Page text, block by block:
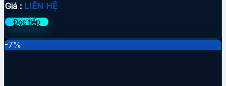
Giá : LIÊN HỆ
Đọc tiếp
-7%